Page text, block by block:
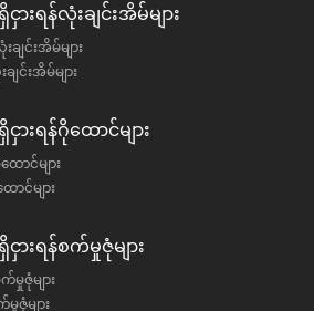
းရန်လုံးချင်းအိမ်များ
ျင်းအိမ်များ
ျင်းအိမ်များ
းရန်ဂိုထောင်များ
ာင်များ
ာင်များ
းရန်စက်မှုဇုံများ
ဇုံများ
ဇုံများ